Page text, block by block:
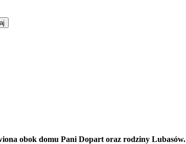
obok domu Pani Dopart oraz rodziny Lubasów.